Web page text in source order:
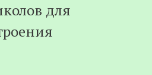
для